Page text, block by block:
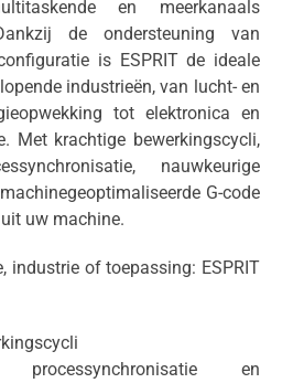
en meerkanaals
de ondersteuning van
is ESPRIT de ideale
industrieën, van lucht- en
tot elektronica en
Met krachtige bewerkingscycli,
nauwkeurige
G-code
uw machine.
industrie of toepassing: ESPRIT
processynchronisatie en